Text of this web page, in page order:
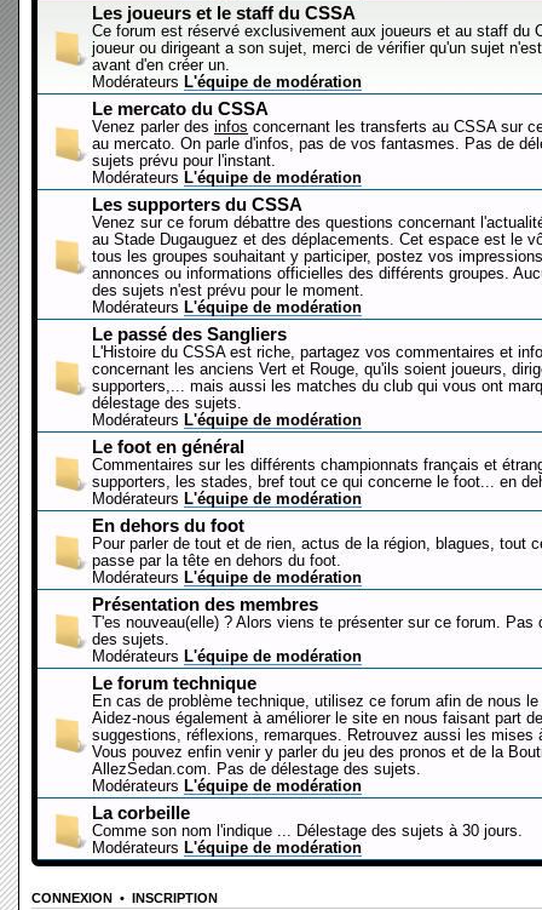
Les joueurs et le staff du CSSA
Ce forum est réservé exclusivement aux joueurs et au staff du
joueur ou dirigeant a son sujet, merci de vérifier qu'un sujet
avant d'en créer un.
Modérateurs L'équipe de modération
Le mercato du CSSA
Venez parler des infos concernant les transferts au CSSA sur
au mercato. On parle d'infos, pas de vos fantasmes. Pas de
sujets prévu pour l'instant.
Modérateurs L'équipe de modération
Les supporters du CSSA
Venez sur ce forum débattre des questions concernant
au Stade Dugauguez et des déplacements. Cet espace est le
tous les groupes souhaitant y participer, postez vos
annonces ou informations officielles des différents groupes.
des sujets n'est prévu pour le moment.
Modérateurs L'équipe de modération
Le passé des Sangliers
L'Histoire du CSSA est riche, partagez vos commentaires et
concernant les anciens Vert et Rouge, qu'ils soient joueurs,
supporters,... mais aussi les matches du club qui vous ont
délestage des sujets.
Modérateurs L'équipe de modération
Le foot en général
Commentaires sur les différents championnats français et
supporters, les stades, bref tout ce qui concerne le foot... en
Modérateurs L'équipe de modération
En dehors du foot
Pour parler de tout et de rien, actus de la région, blagues, tout
passe par la tête en dehors du foot.
Modérateurs L'équipe de modération
Présentation des membres
T'es nouveau(elle) ? Alors viens te présenter sur ce forum. Pas
des sujets.
Modérateurs L'équipe de modération
Le forum technique
En cas de problème technique, utilisez ce forum afin de nous le
Aidez-nous également à améliorer le site en nous faisant part
suggestions, réflexions, remarques. Retrouvez aussi les mises
Vous pouvez enfin venir y parler du jeu des pronos et de la
AllezSedan.com. Pas de délestage des sujets.
Modérateurs L'équipe de modération
La corbeille
Comme son nom l'indique ... Délestage des sujets à 30 jours.
Modérateurs L'équipe de modération
CONNEXION • INSCRIPTION